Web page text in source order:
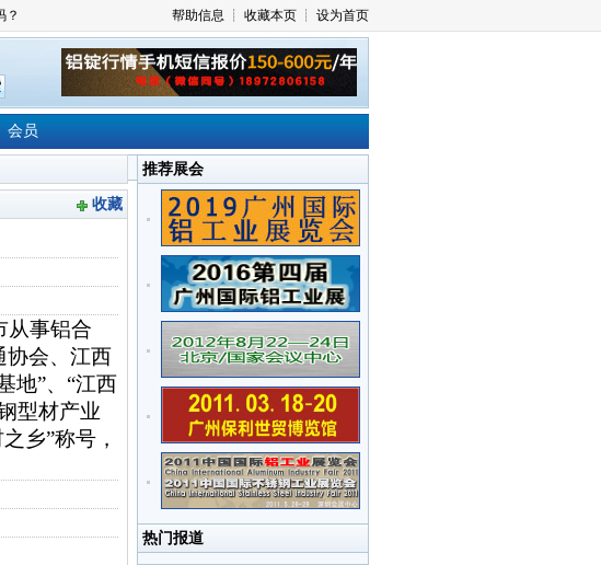
会员
收藏
事铝合
协会、江西
地”、“江西
型材产业
乡”称号，
推荐展会
热门报道